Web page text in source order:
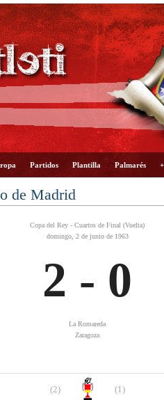
Partidos Plantilla Palmarés
de Madrid
Copa del Rey - Cuartos de Final (Vuelta)
domingo, 2 de junio de 1963
2 - 0
La Romareda
Zaragoza
(2) (1)